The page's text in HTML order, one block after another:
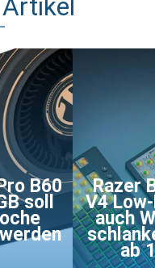
B60
soll
Razer
V4
auch
ab